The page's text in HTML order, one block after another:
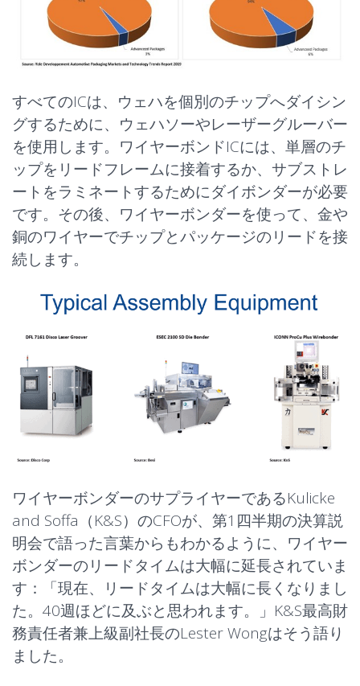
すべてのICは、ウェハを個別のチップへダイシン
グするために、ウェハソーやレーザーグルーバー
を使用します。ワイヤーボンドICには、単層のチ
ップを リードフレームに接着するか、サブストレ
ートをラミネートするためにダイボンダーが必要
です。その後、ワイヤーボンダーを使って、金や
銅のワイヤーでチップとパッケージのリードを接
続します。
ワイヤーボンダーのサプライヤーであるKulicke
and Soffa（K&S）のCFOが、第1四半期の決算説
明会で語った言葉からもわかるように、ワイヤー
ボンダーのリードタイムは大幅に延長されていま
す：「現在、リードタイムは大幅に長くなりまし
た。40週ほどに及ぶと思われます。」K&S最高財
務責任者兼上級副社長のLester Wongはそう語り
ました。